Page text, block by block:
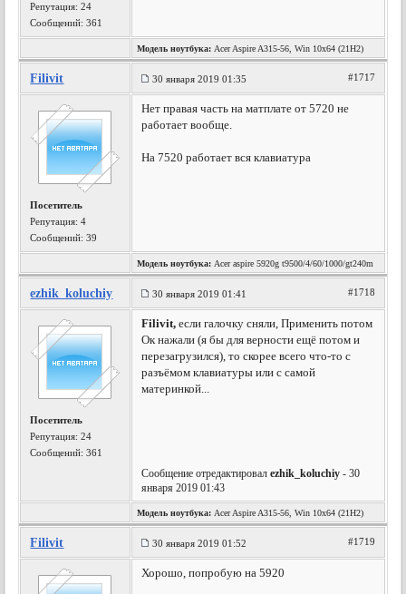
Репутация:24
Сообщений: 361
Модель ноутбука: Acer Aspire A315-56, Win 10x64 (21H2)
Filivit 30 января 2019 01:35 #1717
Посетитель
Репутация:4
Сообщений: 39
Нет правая часть на матплате от 5720 не
работает вообще.
На 7520 работает вся клавиатура
Модель ноутбука: Acer aspire 5920g t9500/4/60/1000/gt240m
ezhik_koluchiy 30 января 2019 01:41 #1718
Посетитель
Репутация:24
Сообщений: 361
Filivit, если галочку сняли, Применить потом
Ок нажали (я бы для верности ещё потом и
перезагрузился), то скорее всего что-то с
разъёмом клавиатуры или с самой
материнкой...
Сообщение отредактировалezhik_koluchiy - 30
января 2019 01:43
Модель ноутбука: Acer Aspire A315-56, Win 10x64 (21H2)
Filivit 30 января 2019 01:52 #1719
Хорошо, попробую на 5920